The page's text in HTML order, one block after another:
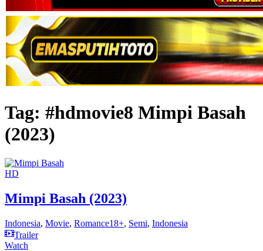
Tag: #hdmovie8 Mimpi Basah
(2023)
HD
Mimpi Basah (2023)
Indonesia, Movie, Romance18+, Semi, Indonesia
Trailer
Watch